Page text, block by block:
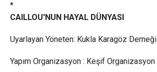
*
CAILLOU'NUN HAYAL DÜNYASI
Uyarlayan Yöneten: Kukla Karagöz Derneği
Yapım Organizasyon : Keşif Organizasyon